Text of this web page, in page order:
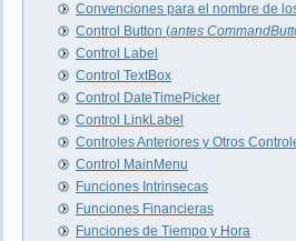
Convenciones para el nombre de
Control Button (antes
Control Label
Control TextBox
Control DateTimePicker
Control LinkLabel
Controles Anteriores y Otros
Control MainMenu
Funciones Intrinsecas
Funciones Financieras
Funciones de Tiempo y Hora